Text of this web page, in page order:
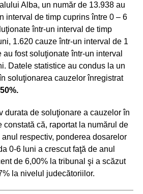
Alba, un număr de 13.938 au
interval de timp cuprins între 0 – 6
într-un interval de timp
1.620 cauze într-un interval de 1
fost soluţionate într-un interval
Datele statistice au condus la un
soluţionarea cauzelor înregistrat
durata de soluţionare a cauzelor în
constată că, raportat la numărul de
respectiv, ponderea dosarelor
0-6 luni a crescut faţă de anul
de 6,00% la tribunal şi a scăzut
la nivelul judecătoriilor.